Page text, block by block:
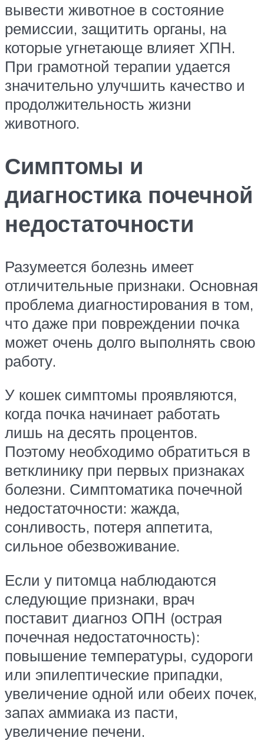
вывести животное в состояние
ремиссии, защитить органы, на
которые угнетающе влияет ХПН.
При грамотной терапии удается
значительно улучшить качество и
продолжительность жизни
животного.
Симптомы и
диагностика почечной
недостаточности
Разумеется болезнь имеет
отличительные признаки. Основная
проблема диагностирования в том,
что даже при повреждении почка
может очень долго выполнять свою
работу.
У кошек симптомы проявляются,
когда почка начинает работать
лишь на десять процентов.
Поэтому необходимо обратиться в
ветклинику при первых признаках
болезни. Симптоматика почечной
недостаточности: жажда,
сонливость, потеря аппетита,
сильное обезвоживание.
Если у питомца наблюдаются
следующие признаки, врач
поставит диагноз ОПН (острая
почечная недостаточность):
повышение температуры, судороги
или эпилептические припадки,
увеличение одной или обеих почек,
запах аммиака из пасти,
увеличение печени.